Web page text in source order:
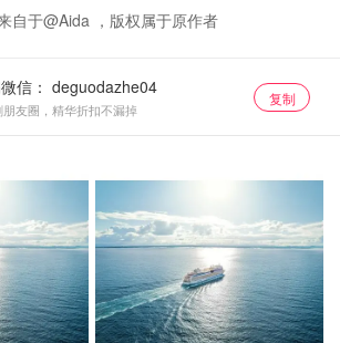
自于@Aida ，版权属于原作者
信：
友圈，精华折扣不漏掉
复制